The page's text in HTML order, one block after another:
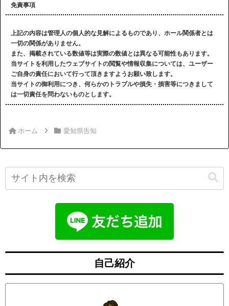
免責事項
上記の内容は管理人の個人的な見解によるものであり、ホール関係者とは
一切の関係がありません。
また、掲載されている数値等は実際の数値とは異なる可能性もあります。
当サイトを利用したウェブサイトの閲覧や情報収集については、ユーザー
ご自身の責任において行って頂きますようお願い致します。
当サイトの御利用につき、何らかのトラブルや損失・損害等につきまして
は一切責任を問わないものとします。
ホーム 愛知県告知
自己紹介